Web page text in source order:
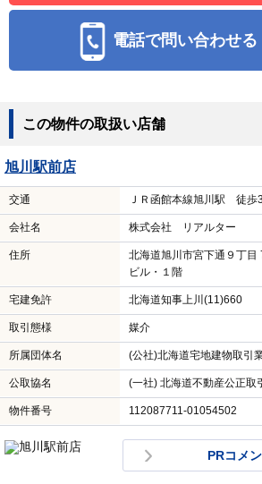
電話で問い合わせる
この物件の取扱い店舗
旭川駅前店
交通 ＪＲ函館本線旭川駅 徒歩
会社名 株式会社 リアルター
住所
北海道旭川市宮下通９丁
ビル・１階
宅建免許 北海道知事上川(11)660
取引態様 媒介
所属団体名 (公社)北海道宅地建物取引
公取協名 (一社) 北海道不動産公正取
物件番号 112087711-01054502
PRコメ